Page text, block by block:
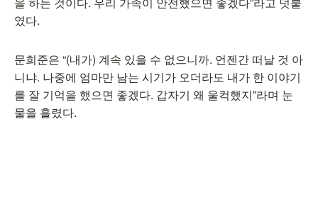
였다.
문희준은 “(내가) 계속 있을 수 없으니까. 언젠간 떠날 것 아
니냐. 나중에 엄마만 남는 시기가 오더라도 내가 한 이야기
를 잘 기억을 했으면 좋겠다. 갑자기 왜 울컥했지”라며 눈
물을 흘렸다.